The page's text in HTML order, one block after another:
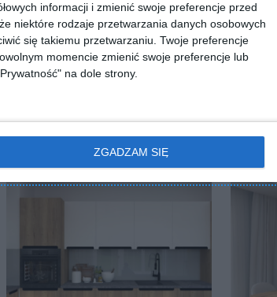
informacji i zmienić swoje preferencje przed
niektóre rodzaje przetwarzania danych osobowych
się takiemu przetwarzaniu. Twoje preferencje
momencie zmienić swoje preferencje lub
na dole strony.
ZGADZAM SIĘ